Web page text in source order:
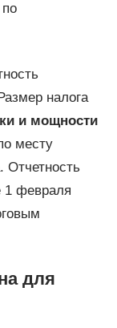
налога
и мощности
месту
Отчетность
1 февраля
для